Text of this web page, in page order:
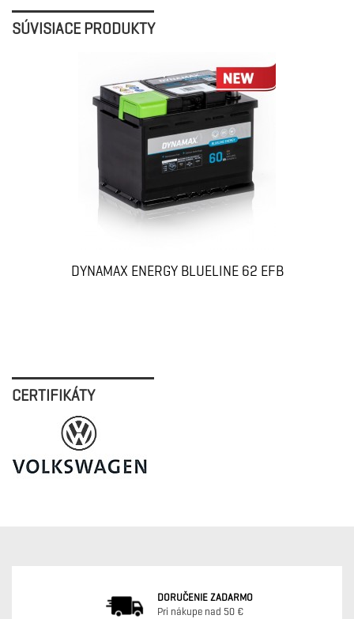
SÚVISIACE PRODUKTY
DYNAMAX ENERGY BLUELINE 62 EFB
CERTIFIKÁTY
DORUČENIE ZADARMO
Pri nákupe nad 50 €